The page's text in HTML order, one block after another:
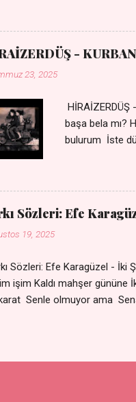
Tu yi bihare min Ez ji
geceler Sensiz her
-
23, 2025
HİRAİZERDÜŞ
başa bela mı?
bulurum İste
olurum Can
sevdiğin almış
durdururum
bulurum
Sözleri: Efe
19, 2025
Sözleri: Efe Karagüzel - İki
işim Kaldı mahşer
Senle olmuyor ama
ki dini imanı Nakarat